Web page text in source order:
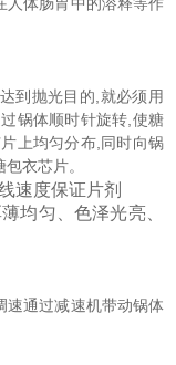
人体肠胃中的溶释等作
到抛光目的,就必须用
锅体顺时针旋转,使糖
上均匀分布,同时向锅
衣芯片。
速度保证片剂
均匀、色泽光亮、
速通过减速机带动锅体